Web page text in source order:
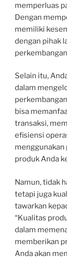
memperluas
Dengan
memiliki
dengan pihak
Selain itu,
dalam
bisa
transaksi,
efisiensi
produk Anda
Namun, tidak
tetapi juga
tawarkan
“Kualitas
dalam
memberikan
Anda akan